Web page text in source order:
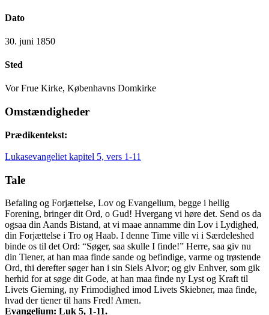
Dato
30. juni 1850
Sted
Vor Frue Kirke, Københavns Domkirke
Omstændigheder
Prædikentekst:
Lukasevangeliet kapitel 5, vers 1-11
Tale
Befaling og Forjættelse, Lov og Evangelium, begge i hellig
Forening, bringer dit Ord, o Gud! Hvergang vi høre det. Send os da
ogsaa din Aands Bistand, at vi maae annamme din Lov i Lydighed,
din Forjættelse i Tro og Haab. I denne Time ville vi i Særdeleshed
binde os til det Ord: “Søger, saa skulle I finde!” Herre, saa giv nu
din Tiener, at han maa finde sande og befindige, varme og trøstende
Ord, thi derefter søger han i sin Siels Alvor; og giv Enhver, som gik
herhid for at søge dit Gode, at han maa finde ny Lyst og Kraft til
Livets Gierning, ny Frimodighed imod Livets Skiebner, maa finde,
hvad der tiener til hans Fred! Amen.
Evangelium: Luk 5, 1-11.